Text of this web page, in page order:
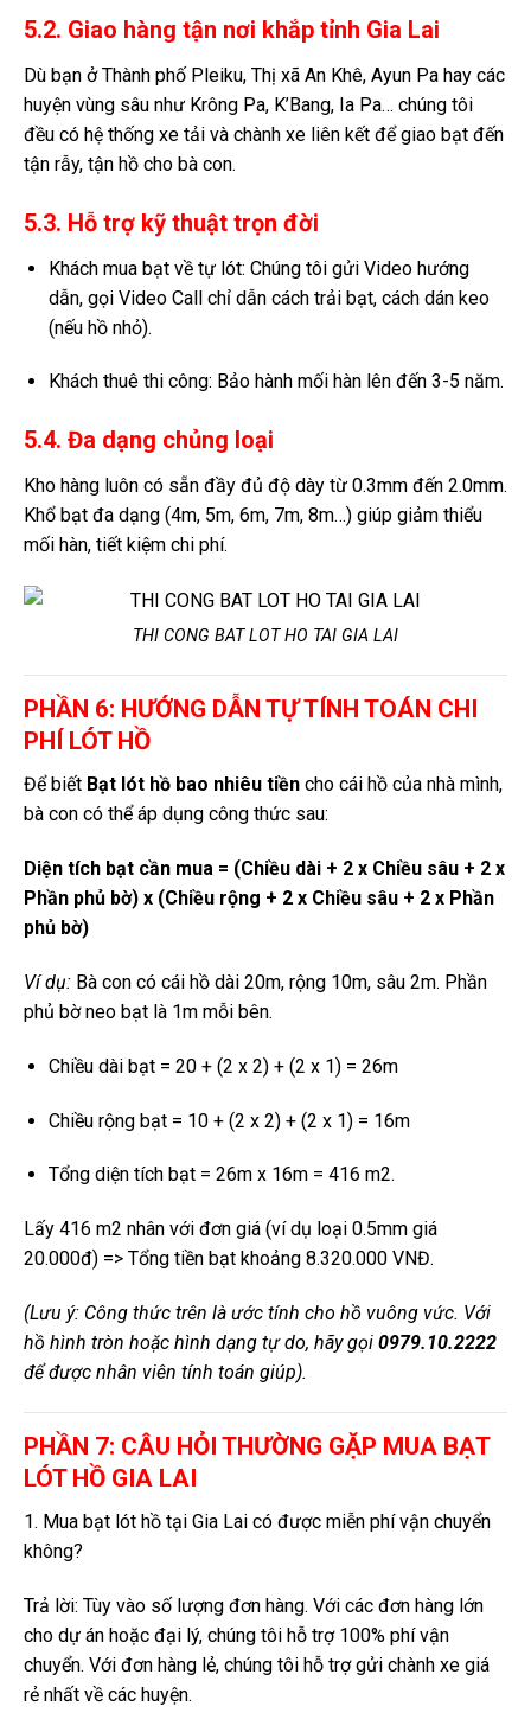
5.2. Giao hàng tận nơi khắp tỉnh Gia Lai
Dù bạn ở Thành phố Pleiku, Thị xã An Khê, Ayun Pa hay các
huyện vùng sâu như Krông Pa, K’Bang, Ia Pa… chúng tôi
đều có hệ thống xe tải và chành xe liên kết để giao bạt đến
tận rẫy, tận hồ cho bà con.
5.3. Hỗ trợ kỹ thuật trọn đời
Khách mua bạt về tự lót: Chúng tôi gửi Video hướng
dẫn, gọi Video Call chỉ dẫn cách trải bạt, cách dán keo
(nếu hồ nhỏ).
Khách thuê thi công: Bảo hành mối hàn lên đến 3-5 năm.
5.4. Đa dạng chủng loại
Kho hàng luôn có sẵn đầy đủ độ dày từ 0.3mm đến 2.0mm.
Khổ bạt đa dạng (4m, 5m, 6m, 7m, 8m…) giúp giảm thiểu
mối hàn, tiết kiệm chi phí.
THI CONG BAT LOT HO TAI GIA LAI
PHẦN 6: HƯỚNG DẪN TỰ TÍNH TOÁN CHI
PHÍ LÓT HỒ
Để biết Bạt lót hồ bao nhiêu tiền cho cái hồ của nhà mình,
bà con có thể áp dụng công thức sau:
Diện tích bạt cần mua = (Chiều dài + 2 x Chiều sâu + 2 x
Phần phủ bờ) x (Chiều rộng + 2 x Chiều sâu + 2 x Phần
phủ bờ)
Ví dụ: Bà con có cái hồ dài 20m, rộng 10m, sâu 2m. Phần
phủ bờ neo bạt là 1m mỗi bên.
Chiều dài bạt = 20 + (2 x 2) + (2 x 1) = 26m
Chiều rộng bạt = 10 + (2 x 2) + (2 x 1) = 16m
Tổng diện tích bạt = 26m x 16m = 416 m2.
Lấy 416 m2 nhân với đơn giá (ví dụ loại 0.5mm giá
20.000đ) => Tổng tiền bạt khoảng 8.320.000 VNĐ.
(Lưu ý: Công thức trên là ước tính cho hồ vuông vức. Với
hồ hình tròn hoặc hình dạng tự do, hãy gọi 0979.10.2222
để được nhân viên tính toán giúp).
PHẦN 7: CÂU HỎI THƯỜNG GẶP MUA BẠT
LÓT HỒ GIA LAI
1. Mua bạt lót hồ tại Gia Lai có được miễn phí vận chuyển
không?
Trả lời: Tùy vào số lượng đơn hàng. Với các đơn hàng lớn
cho dự án hoặc đại lý, chúng tôi hỗ trợ 100% phí vận
chuyển. Với đơn hàng lẻ, chúng tôi hỗ trợ gửi chành xe giá
rẻ nhất về các huyện.